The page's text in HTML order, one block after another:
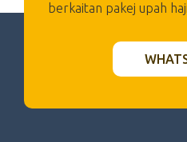
berkaitan pakej upah haji